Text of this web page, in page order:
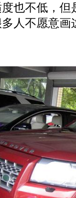
也不低，但
人不愿意